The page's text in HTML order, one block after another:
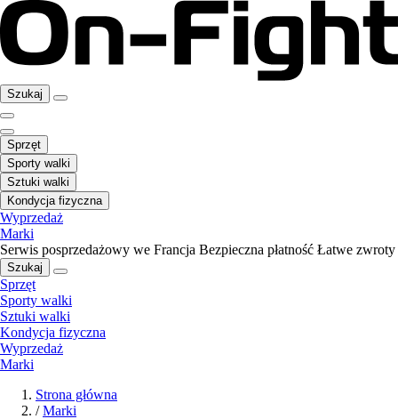
Szukaj
Sprzęt
Sporty walki
Sztuki walki
Kondycja fizyczna
Wyprzedaż
Marki
Serwis posprzedażowy we Francja Bezpieczna płatność Łatwe zwroty
Szukaj
Sprzęt
Sporty walki
Sztuki walki
Kondycja fizyczna
Wyprzedaż
Marki
Strona główna
/ Marki